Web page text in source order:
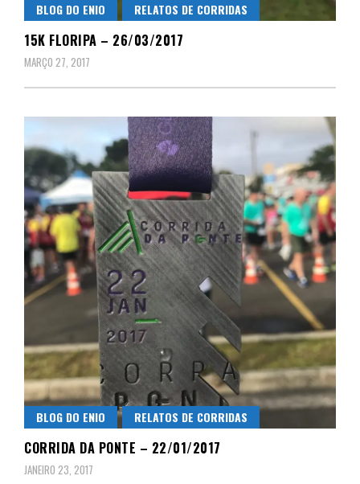
BLOG DO ENIO RELATOS DE CORRIDAS
15K FLORIPA – 26/03/2017
MARÇO 27, 2017
BLOG DO ENIO RELATOS DE CORRIDAS
CORRIDA DA PONTE – 22/01/2017
JANEIRO 23, 2017